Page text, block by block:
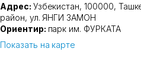
Адрес: Узбекистан, 100000,
район, ул. ЯНГИ ЗАМОН
Ориентир: парк им. ФУРКАТА
Показать на карте